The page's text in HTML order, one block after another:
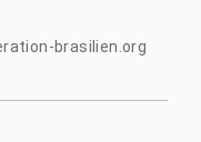
brasilien.org